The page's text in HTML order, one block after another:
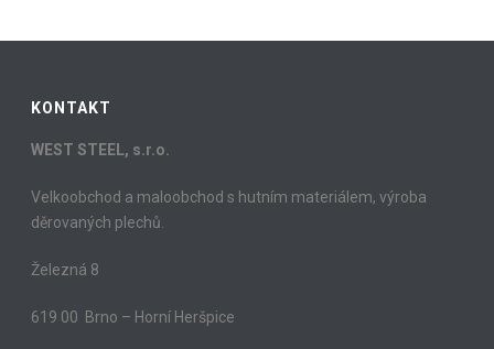
KONTAKT
WEST STEEL, s.r.o.
Velkoobchod a maloobchod s hutním materiálem, výroba
děrovaných plechů.
Železná 8
619 00 Brno – Horní Heršpice